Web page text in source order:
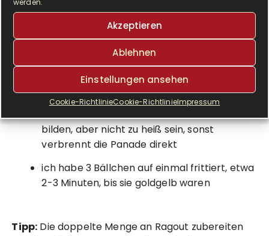
werden.
Akzeptieren
Ablehnen
Einstellungen ansehen
Cookie-RichtlinieCookie-RichtlinieImpressum
mit 1 verquirlten, gesalzenen Ei und den 3
Teller mit etwas Paniermehl füllen
die Reisbälle zuerst in Mehl, dann in Ei, dann
in Semmelbröseln wenden
und anschließend ins heiße Fett geben
das Fett sollte Bläschen um die Bällchen
bilden, aber nicht zu heiß sein, sonst
verbrennt die Panade direkt
ich habe 3 Bällchen auf einmal frittiert, etwa
2-3 Minuten, bis sie goldgelb waren
Tipp: Die doppelte Menge an Ragout zubereiten